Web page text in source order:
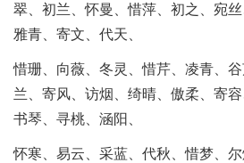
翠、初兰、怀曼、惜萍、初之、宛丝
雅青、寄文、代天、
惜珊、向薇、冬灵、惜芹、凌青、
兰、寄风、访烟、绮晴、傲柔、寄容
书琴、寻桃、涵阳、
怀寒、易云、采蓝、代秋、惜梦、